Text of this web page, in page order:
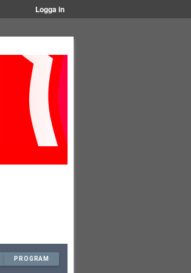
Logga in
PROGRAM